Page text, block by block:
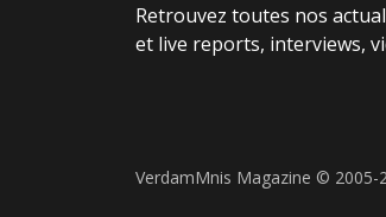
Retrouvez toutes nos
et live reports, interviews,
VerdamMnis Magazine ©